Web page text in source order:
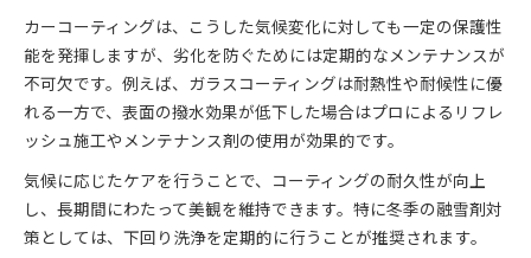
カーコーティングは、こうした気候変化に対しても一定の保護性
能を発揮しますが、劣化を防ぐためには定期的なメンテナンスが
不可欠です。例えば、ガラスコーティングは耐熱性や耐候性に優
れる一方で、表面の撥水効果が低下した場合はプロによるリフレ
ッシュ施工やメンテナンス剤の使用が効果的です。
気候に応じたケアを行うことで、コーティングの耐久性が向上
し、長期間にわたって美観を維持できます。特に冬季の融雪剤対
策としては、下回り洗浄を定期的に行うことが推奨されます。